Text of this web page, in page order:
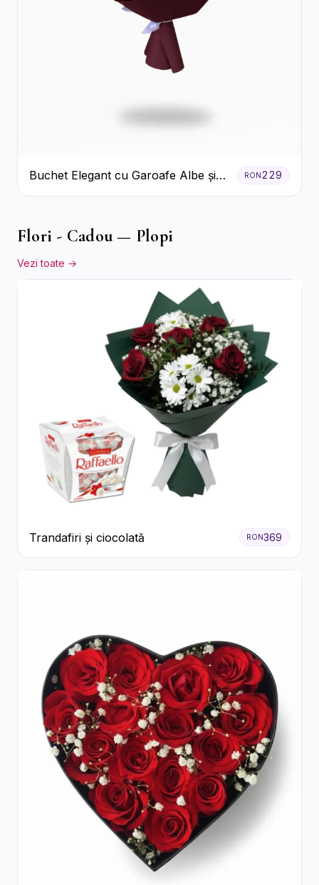
Buchet Elegant cu Garoafe Albe și
Eucalipt
RON229
Flori - Cadou — Plopi
Vezi toate →
Trandafiri și ciocolată RON369